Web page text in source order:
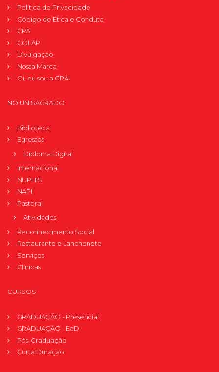
Política de Privacidade
Código de Ética e Conduta
CPA
COLAP
Divulgação
Nossa Marca
Oi, eu sou a GRÁ!
NO UNISAGRADO
Biblioteca
Egressos
Diploma Digital
Internacional
NUPHIS
NAPI
Pastoral
Atividades
Reconhecimento Social
Restaurante e Lanchonete
Serviços
Clínicas
CURSOS
GRADUAÇÃO - Presencial
GRADUAÇÃO - EaD
Pós-Graduação
Curta Duração